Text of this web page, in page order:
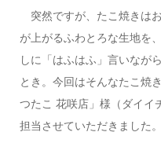
突然ですが、たこ焼きは
が上がるふわとろな生地を
しに「はふはふ」言いなが
とき。今回はそんなたこ焼
つたこ 花咲店」様（ダイイ
担当させていただきました。